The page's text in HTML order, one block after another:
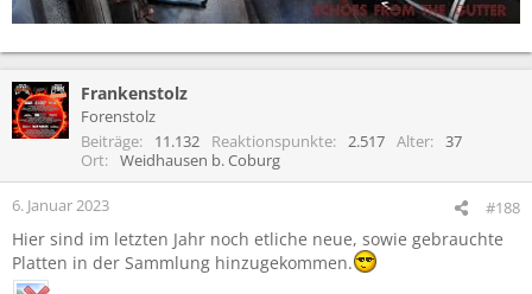
Frankenstolz
Forenstolz
Beiträge
11.132 Reaktionspunkte 2.517 Alter
37
Ort
Weidhausen b. Coburg
6. Januar 2023 #188
Hier sind im letzten Jahr noch etliche neue, sowie gebrauchte
Platten in der Sammlung hinzugekommen.